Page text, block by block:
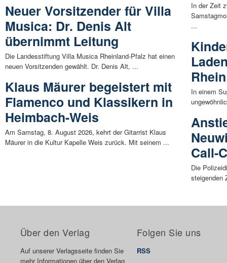
Neuer Vorsitzender für Villa
Musica: Dr. Denis Alt
übernimmt Leitung
Die Landesstiftung Villa Musica Rheinland-Pfalz hat einen
neuen Vorsitzenden gewählt. Dr. Denis Alt, ...
Klaus Mäurer begeistert mit
Flamenco und Klassikern in
Heimbach-Weis
Am Samstag, 8. August 2026, kehrt der Gitarrist Klaus
Mäurer in die Kultur Kapelle Weis zurück. Mit seinem ...
In der Zeit
...
In einem
Call-
Die
steigenden
Über den Verlag
Auf unserer Verlagsseite finden Sie
mehr Informationen über den Verlag
Folgen Sie uns
RSS